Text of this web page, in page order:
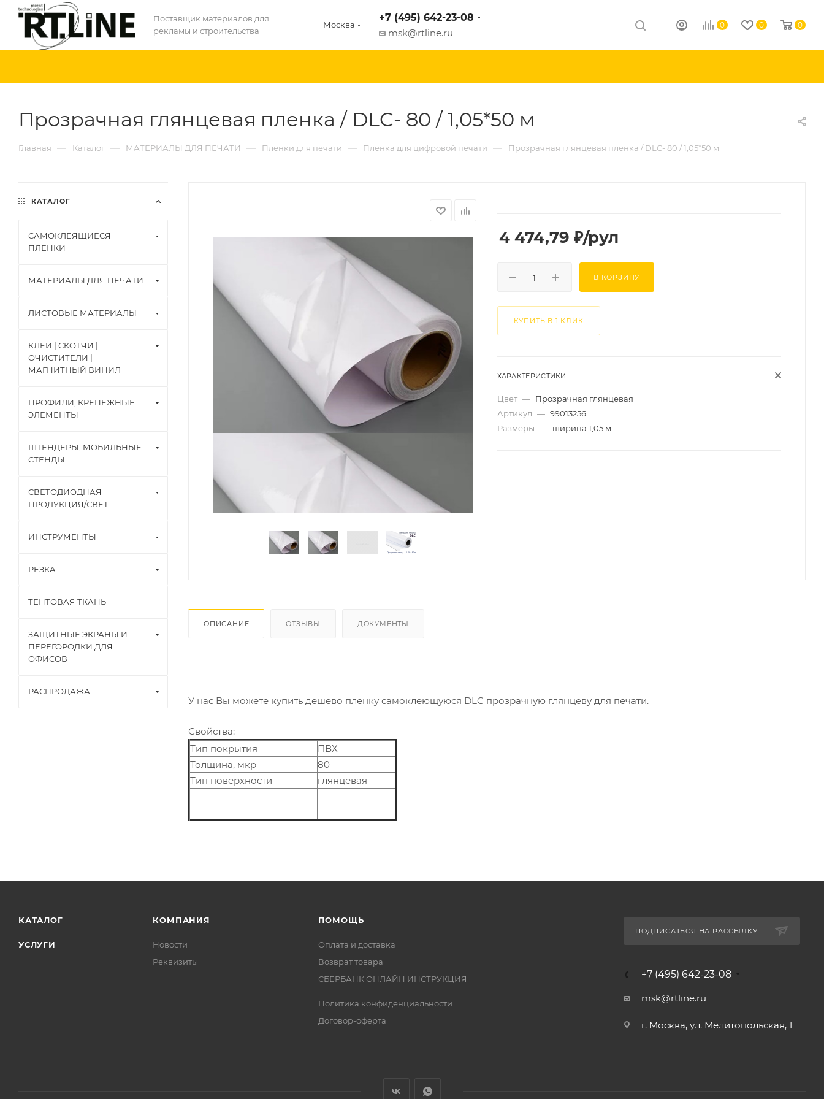
Поставщик материалов для
рекламы и строительства
Москва
+7 (495) 642-23-08
msk@rtline.ru
0 0 0
Прозрачная глянцевая пленка / DLC- 80 / 1,05*50 м
Главная — Каталог — МАТЕРИАЛЫ ДЛЯ ПЕЧАТИ — Пленки для печати — Пленка для цифровой печати — Прозрачная глянцевая пленка / DLC- 80 / 1,05*50 м
4 474,79 ₽/рул
В КОРЗИНУ
КУПИТЬ В 1 КЛИК
ХАРАКТЕРИСТИКИ
Цвет — Прозрачная глянцевая
Артикул — 99013256
Размеры — ширина 1,05 м
ОПИСАНИЕ ОТЗЫВЫ ДОКУМЕНТЫ
У нас Вы можете купить дешево пленку самоклеющуюся DLC прозрачную глянцеву для печати.
Свойства:
Тип покрытия
ПВХ
Толщина, мкр
80
Тип поверхности
глянцевая
КАТАЛОГ
САМОКЛЕЯЩИЕСЯ
ПЛЕНКИ
МАТЕРИАЛЫ ДЛЯ ПЕЧАТИ
ЛИСТОВЫЕ МАТЕРИАЛЫ
КЛЕИ | СКОТЧИ |
ОЧИСТИТЕЛИ |
МАГНИТНЫЙ ВИНИЛ
ПРОФИЛИ, КРЕПЕЖНЫЕ
ЭЛЕМЕНТЫ
ШТЕНДЕРЫ, МОБИЛЬНЫЕ
СТЕНДЫ
СВЕТОДИОДНАЯ
ПРОДУКЦИЯ/СВЕТ
ИНСТРУМЕНТЫ
РЕЗКА
ТЕНТОВАЯ ТКАНЬ
ЗАЩИТНЫЕ ЭКРАНЫ И
ПЕРЕГОРОДКИ ДЛЯ
ОФИСОВ
РАСПРОДАЖА
КАТАЛОГ
УСЛУГИ
КОМПАНИЯ
Новости
Реквизиты
ПОМОЩЬ
Оплата и доставка
Возврат товара
СБЕРБАНК ОНЛАЙН ИНСТРУКЦИЯ
Политика конфиденциальности
Договор-оферта
ПОДПИСАТЬСЯ НА РАССЫЛКУ
+7 (495) 642-23-08
msk@rtline.ru
г. Москва, ул. Мелитопольская, 1